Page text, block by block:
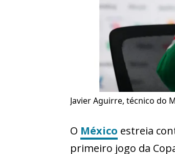
Javier Aguirre, técnico do
O México estreia
primeiro jogo da